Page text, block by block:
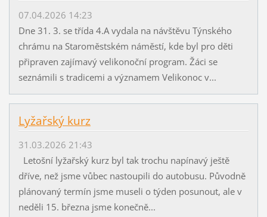
07.04.2026 14:23
Dne 31. 3. se třída 4.A vydala na návštěvu Týnského
chrámu na Staroměstském náměstí, kde byl pro děti
připraven zajímavý velikonoční program. Žáci se
seznámili s tradicemi a významem Velikonoc v...
Lyžařský kurz
31.03.2026 21:43
Letošní lyžařský kurz byl tak trochu napínavý ještě
dříve, než jsme vůbec nastoupili do autobusu. Původně
plánovaný termín jsme museli o týden posunout, ale v
neděli 15. března jsme konečně...